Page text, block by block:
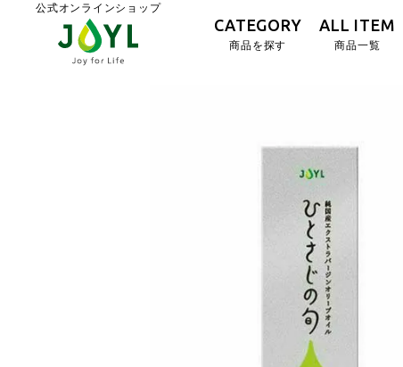
公式オンラインショップ
CATEGORY
商品を探す
ALL ITEM
商品一覧